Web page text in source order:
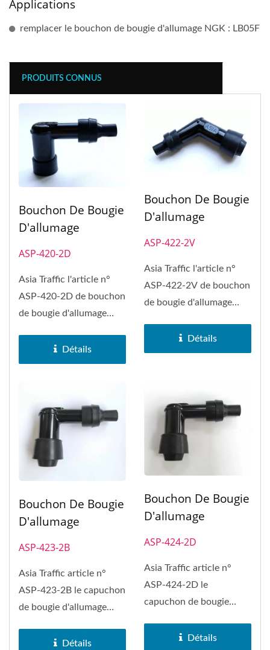
Applications
remplacer le bouchon de bougie d'allumage NGK : LB05F
PRODUITS CONNUS
Bouchon De Bougie
D'allumage
ASP-420-2D
Asia Traffic l'article n°
ASP-420-2D de bouchon
de bougie d'allumage
bouchon...Détails
Bouchon De Bougie
D'allumage
ASP-422-2V
Asia Traffic l'article n°
ASP-422-2V de bouchon
de bougie d'allumage
bouchon...Détails
Bouchon De Bougie
D'allumage
ASP-423-2B
Asia Traffic article n°
ASP-423-2B le capuchon
de bougie d'allumage
capuchon...Détails
Bouchon De Bougie
D'allumage
ASP-424-2D
Asia Traffic article n°
ASP-424-2D le
capuchon de bougie
remplacer le capuchon...
Détails